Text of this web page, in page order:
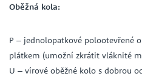
Oběžná kola:
P – jednolopatkové polootevřené
plátkem (umožní zkrátit vláknité
U – vírové oběžné kolo s dobrou